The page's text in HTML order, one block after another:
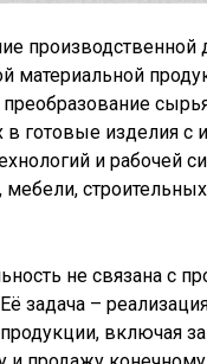
производственной
материальной
готовые изделия с
и рабочей
мебели,
не связана с
задача –
включая